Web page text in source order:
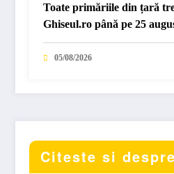
Toate primăriile din țară
Ghiseul.ro până pe 25
05/08/2026
Citeste si